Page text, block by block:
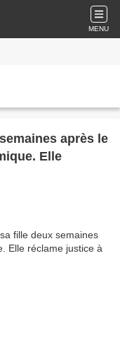
MENU
après le
Elle